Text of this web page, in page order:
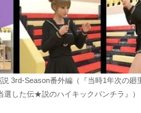
3rd-Season番外編（『当時1年次の廻
選した伝★説のハイキックパンチラ』）